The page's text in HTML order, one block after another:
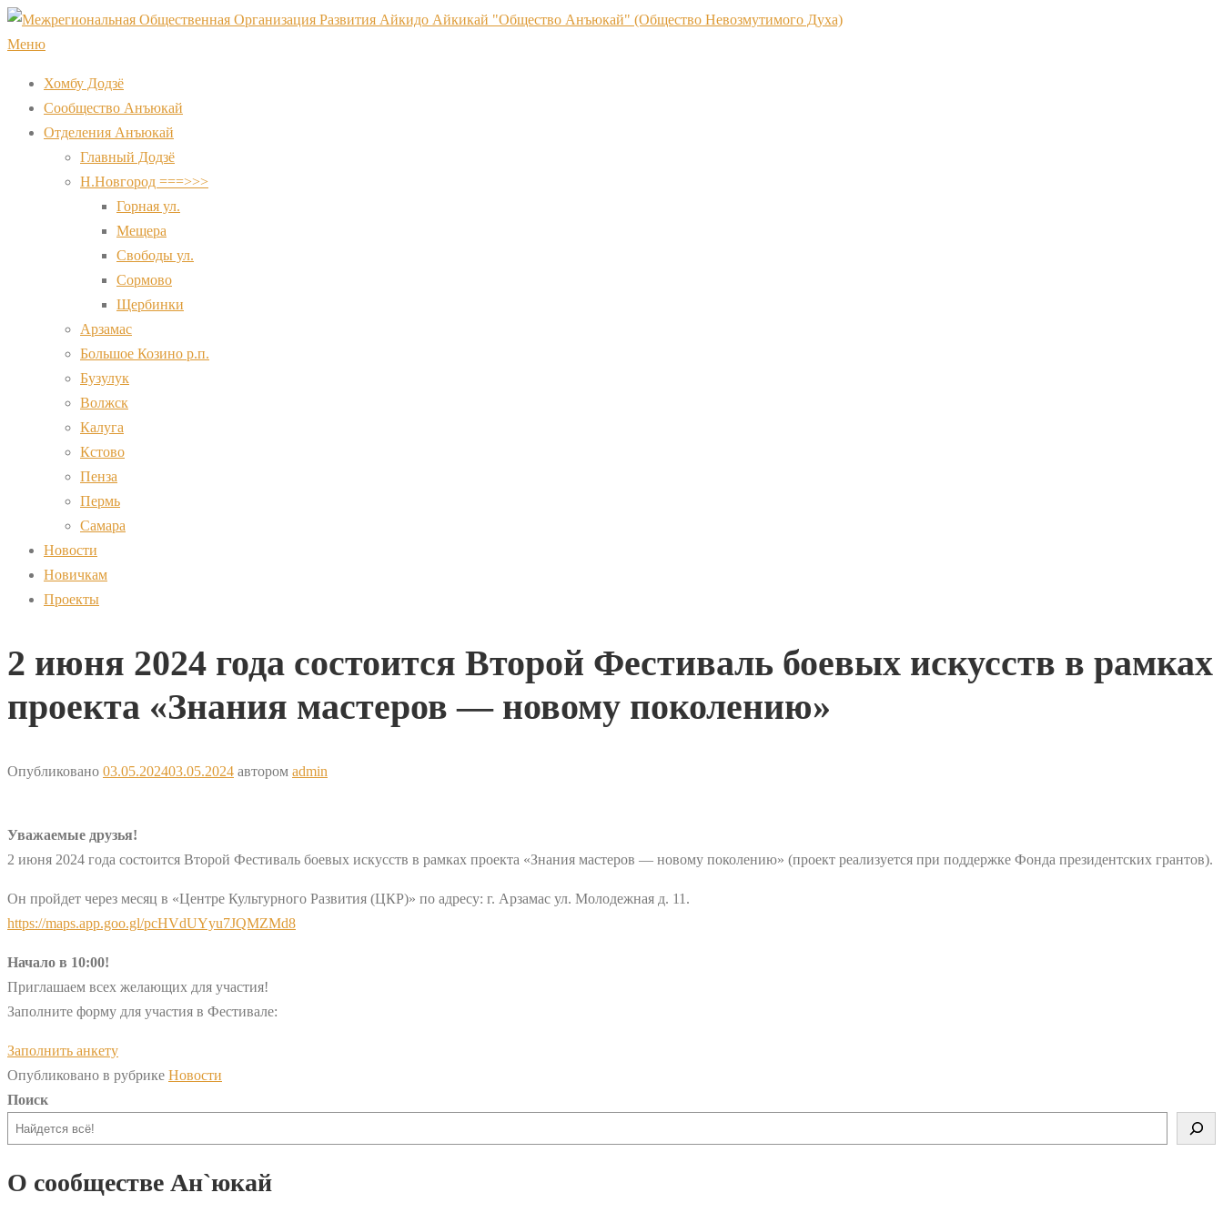
Перейти
к
Меню
Хомбу Додзё
Сообщество Анъюкай
Отделения Анъюкай
Главный Додзё
Н.Новгород ===>>>
Горная ул.
Мещера
Свободы ул.
Сормово
Щербинки
Арзамас
Большое Козино р.п.
Бузулук
Волжск
Калуга
Кстово
Пенза
Пермь
Самара
Новости
Новичкам
Проекты
2 июня 2024 года состоится Второй Фестиваль боевых искусств в рамках
проекта «Знания мастеров — новому поколению»
Опубликовано 03.05.202403.05.2024 автором admin
Уважаемые друзья!
2 июня 2024 года состоится Второй Фестиваль боевых искусств в рамках проекта «Знания мастеров — новому поколению» (проект реализуется при поддержке Фонда президентских грантов).
Он пройдет через месяц в «Центре Культурного Развития (ЦКР)» по адресу: г. Арзамас ул. Молодежная д. 11.
https://maps.app.goo.gl/pcHVdUYyu7JQMZMd8
Начало в 10:00!
Приглашаем всех желающих для участия!
Заполните форму для участия в Фестивале:
Заполнить анкету
Опубликовано в рубрике Новости
Поиск
О сообществе Ан`юкай